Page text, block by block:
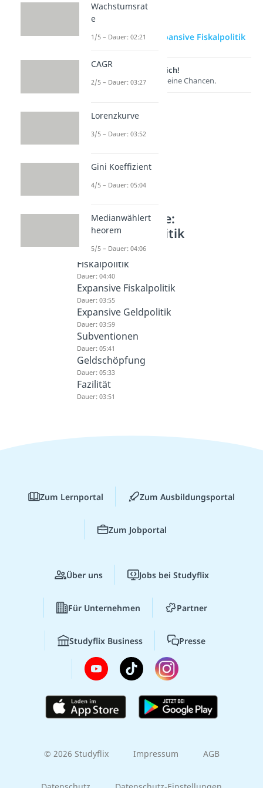
zur Videoseite: Expansive Fiskalpolitik
Lernen lohnt sich!
Entdecke hier deine Chancen.
Weitere Inhalte:
Wirtschaftspolitik
Fiskal- und Geldpolitik
Fiskalpolitik
Dauer: 04:40
Expansive Fiskalpolitik
Dauer: 03:55
Expansive Geldpolitik
Dauer: 03:59
Subventionen
Dauer: 05:41
Geldschöpfung
Dauer: 05:33
Fazilität
Dauer: 03:51
Wachstumsrat
e
1/5 – Dauer: 02:21
CAGR
2/5 – Dauer: 03:27
Lorenzkurve
3/5 – Dauer: 03:52
Gini Koeffizient
4/5 – Dauer: 05:04
Medianwählert
heorem
5/5 – Dauer: 04:06
Zum Lernportal Zum Ausbildungsportal
Zum Jobportal
Über uns Jobs bei Studyflix
Für Unternehmen Partner
Studyflix Business Presse
© 2026 Studyflix Impressum AGB